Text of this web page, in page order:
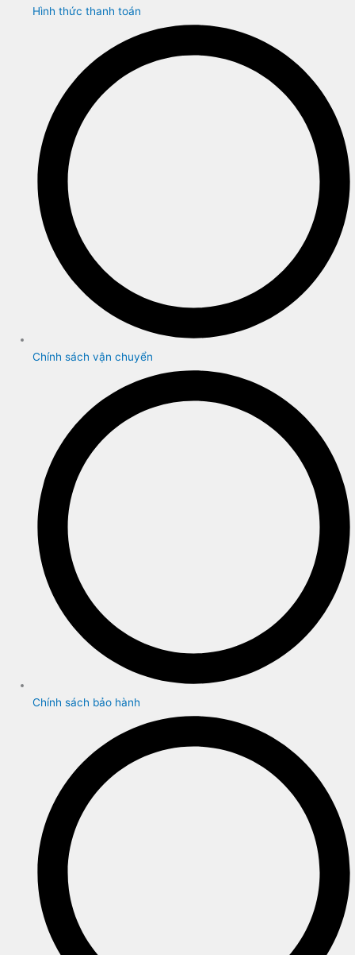
Hình thức thanh toán
Chính sách vận chuyển
Chính sách bảo hành